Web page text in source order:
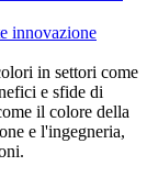
innovazione
in settori come
e sfide di
il colore della
e l'ingegneria,